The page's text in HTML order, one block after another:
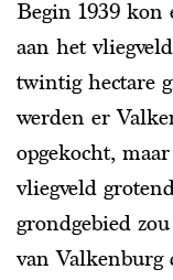
Begin 1939
aan het
twintig hectare
werden er
opgekocht,
vliegveld
grondgebied
van Valkenburg